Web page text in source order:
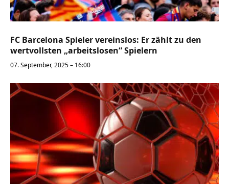
FC Barcelona Spieler vereinslos: Er zählt zu den
wertvollsten „arbeitslosen“ Spielern
07. September, 2025 – 16:00